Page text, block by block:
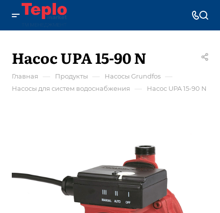
Насос UPA 15-90 N
Главная — Продукты — Насосы Grundfos —
Насосы для систем водоснабжения — Насос UPA 15-90 N